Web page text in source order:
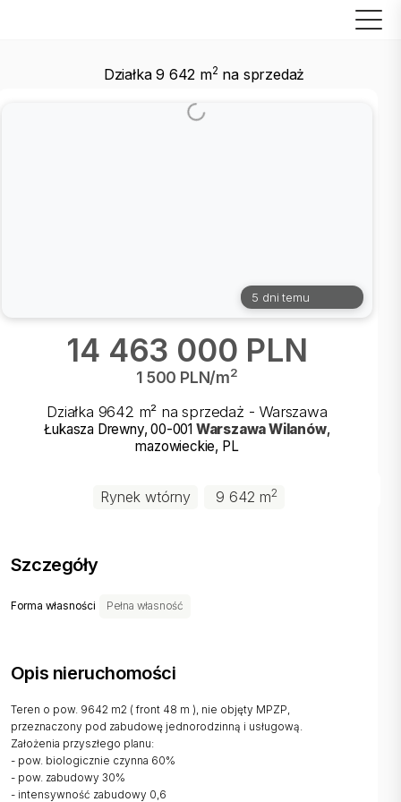
Działka 9 642 m2 na sprzedaż
5 dni temu
14 463 000 PLN
1 500 PLN/m2
Działka 9642 m² na sprzedaż - Warszawa
Łukasza Drewny,00-001 WarszawaWilanów,
mazowieckie, PL
Rynek wtórny 9 642 m2
Szczegóły
Forma własności Pełna własność
Opis nieruchomości
Teren o pow. 9642 m2 ( front 48 m ), nie objęty MPZP,
przeznaczony pod zabudowę jednorodzinną i usługową.
Założenia przyszłego planu:
- pow. biologicznie czynna 60%
- pow. zabudowy 30%
- intensywność zabudowy 0,6